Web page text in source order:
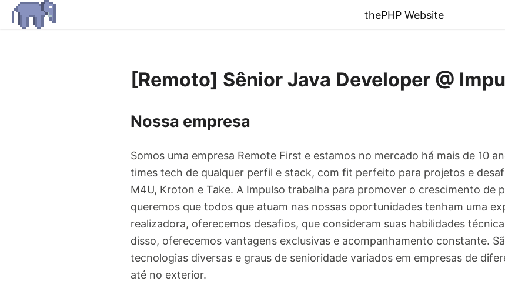
thePHP Website
[Remoto] Sênior Java Developer @
Nossa empresa
Somos uma empresa Remote First e estamos no mercado há mais de 10
times tech de qualquer perfil e stack, com fit perfeito para projetos e
M4U, Kroton e Take. A Impulso trabalha para promover o crescimento de
queremos que todos que atuam nas nossas oportunidades tenham uma
realizadora, oferecemos desafios, que consideram suas habilidades
disso, oferecemos vantagens exclusivas e acompanhamento constante.
tecnologias diversas e graus de senioridade variados em empresas de
até no exterior.